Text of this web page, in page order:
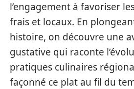
l’engagement à favoriser
frais et locaux. En
histoire, on découvre une
gustative qui raconte
pratiques culinaires
façonné ce plat au fil du